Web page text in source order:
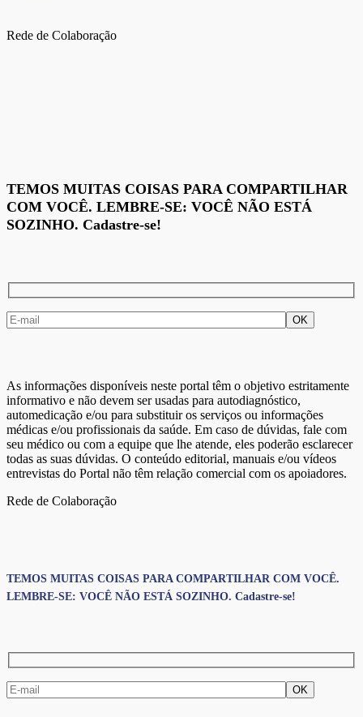
Rede de Colaboração
TEMOS MUITAS COISAS PARA COMPARTILHAR
COM VOCÊ. LEMBRE-SE: VOCÊ NÃO ESTÁ
SOZINHO. Cadastre-se!
As informações disponíveis neste portal têm o objetivo estritamente
informativo e não devem ser usadas para autodiagnóstico,
automedicação e/ou para substituir os serviços ou informações
médicas e/ou profissionais da saúde. Em caso de dúvidas, fale com
seu médico ou com a equipe que lhe atende, eles poderão esclarecer
todas as suas dúvidas. O conteúdo editorial, manuais e/ou vídeos
entrevistas do Portal não têm relação comercial com os apoiadores.
Rede de Colaboração
TEMOS MUITAS COISAS PARA COMPARTILHAR COM VOCÊ.
LEMBRE-SE: VOCÊ NÃO ESTÁ SOZINHO. Cadastre-se!